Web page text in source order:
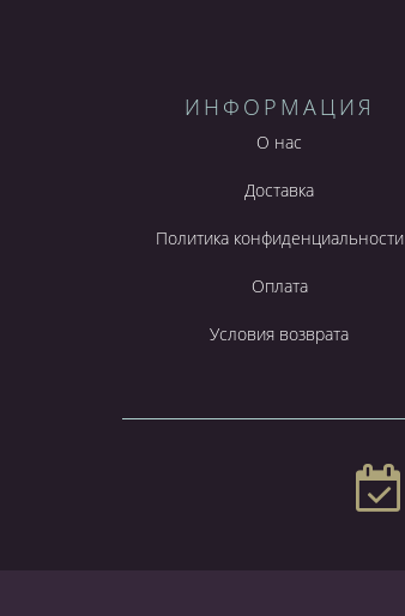
ИНФОРМАЦИЯ
О нас
Доставка
Политика конфиденциальности
Оплата
Условия возврата